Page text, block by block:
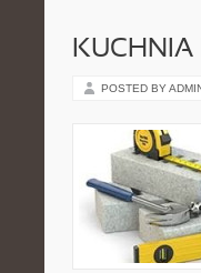
KUCHNIA
POSTED BY